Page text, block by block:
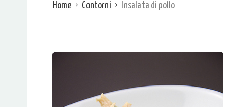
Home Contorni Insalata di pollo